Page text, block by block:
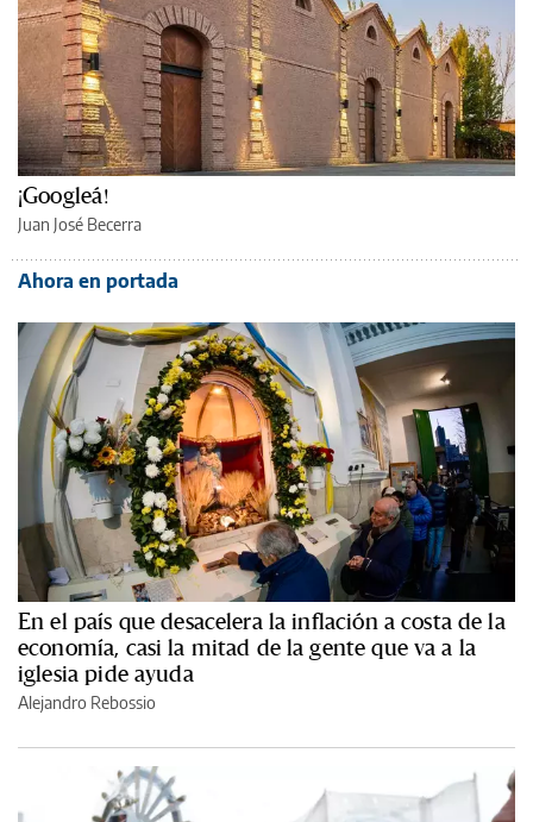
¡Googleá!
Juan José Becerra
Ahora en portada
En el país que desacelera la inflación a costa de la
economía, casi la mitad de la gente que va a la
iglesia pide ayuda
Alejandro Rebossio